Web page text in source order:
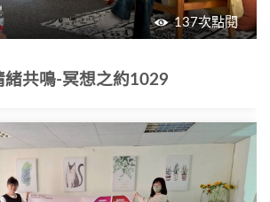
137次點閱
緒共鳴-冥想之約1029